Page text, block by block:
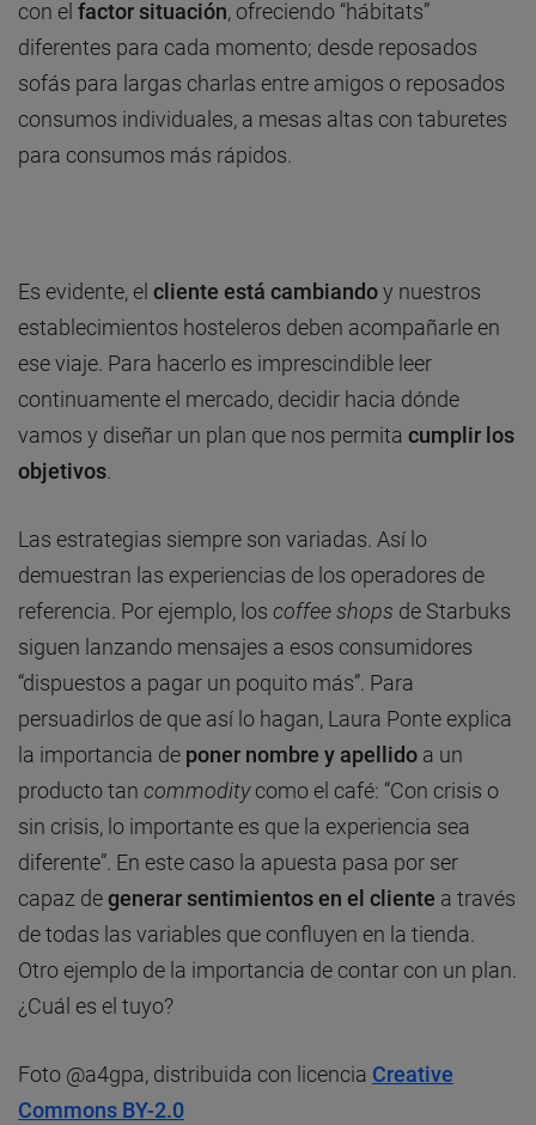
con el factor situación, ofreciendo “hábitats”
diferentes para cada momento; desde reposados
sofás para largas charlas entre amigos o reposados
consumos individuales, a mesas altas con taburetes
para consumos más rápidos.
Es evidente, el cliente está cambiandoy nuestros
establecimientos hosteleros deben acompañarle en
ese viaje. Para hacerlo es imprescindible leer
continuamente el mercado, decidir hacia dónde
vamos y diseñar un plan que nos permita cumplir los
objetivos.
Las estrategias siempre son variadas. Así lo
demuestran las experiencias de los operadores de
referencia. Por ejemplo, los coffee shops de Starbuks
siguen lanzando mensajes a esos consumidores
“dispuestos a pagar un poquito más”. Para
persuadirlos de que así lo hagan, Laura Ponte explica
la importancia de poner nombre y apellido a un
producto tan commoditycomo el café: “Con crisis o
sin crisis, lo importante es que la experiencia sea
diferente”. En este caso la apuesta pasa por ser
capaz degenerar sentimientos en el cliente a través
de todas las variables que confluyen en la tienda.
Otro ejemplo de la importancia de contar con un plan.
¿Cuál es el tuyo?
Foto @a4gpa, distribuida con licencia Creative
Commons BY-2.0